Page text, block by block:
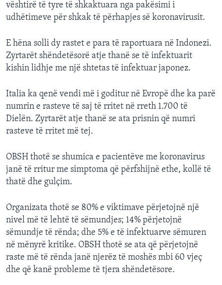
vështirë të tyre të shkaktuara nga pakësimi i
udhëtimeve për shkak të përhapjes së koronavirusit.
E hëna solli dy rastet e para të raportuara në Indonezi.
Zyrtarët shëndetësorë atje thanë se të infektuarit
kishin lidhje me një shtetas të infektuar japonez.
Italia ka qenë vendi më i goditur në Evropë dhe ka parë
numrin e rasteve të saj të rritet në rreth 1.700 të
Dielën. Zyrtarët atje thanë se ata prisnin që numri
rasteve të rritet më tej.
OBSH thotë se shumica e pacientëve me koronavirus
janë të rritur me simptoma që përfshijnë ethe, kollë të
thatë dhe gulçim.
Organizata thotë se 80% e viktimave përjetojnë një
nivel më të lehtë të sëmundjes; 14% përjetojnë
sëmundje të rënda; dhe 5% e të infektuarve sëmuren
në mënyrë kritike. OBSH thotë se ata që përjetojnë
raste më të rënda janë njerëz të moshës mbi 60 vjeç
dhe që kanë probleme të tjera shëndetësore.